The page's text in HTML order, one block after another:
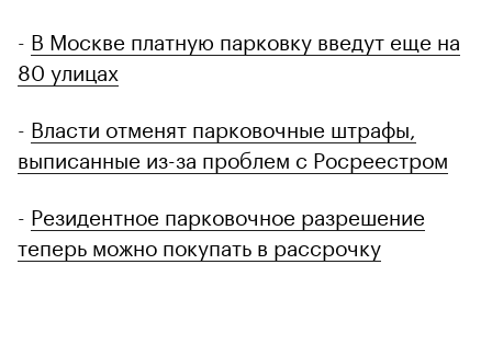
- В Москве платную парковку введут еще на
80 улицах
- Власти отменят парковочные штрафы,
выписанные из-за проблем с Росреестром
- Резидентное парковочное разрешение
теперь можно покупать в рассрочку